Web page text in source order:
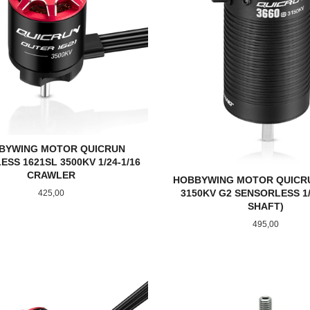
MOTOR QUICRUN
1621SL 3500KV 1/24-1/16
CRAWLER
Pris
425,00
HOBBYWING MOTOR
3150KV G2 SENSORLESS
SHAFT)
Pris
495,00